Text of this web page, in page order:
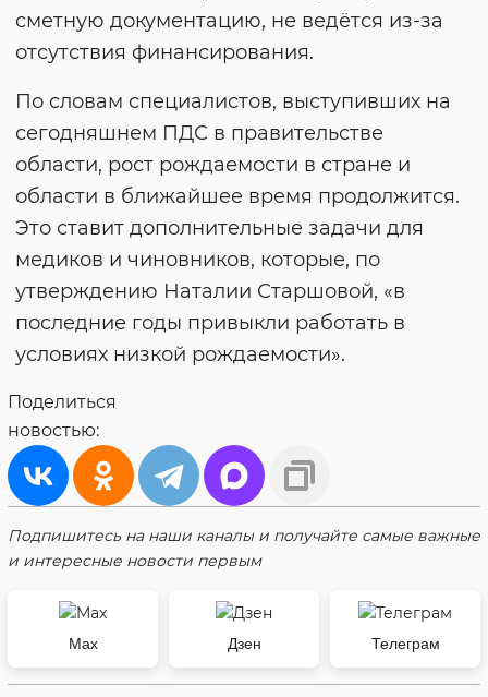
сметную документацию, не ведётся из-за
отсутствия финансирования.
По словам специалистов, выступивших на
сегодняшнем ПДС в правительстве
области, рост рождаемости в стране и
области в ближайшее время продолжится.
Это ставит дополнительные задачи для
медиков и чиновников, которые, по
утверждению Наталии Старшовой, «в
последние годы привыкли работать в
условиях низкой рождаемости».
Поделиться
новостью:
Подпишитесь на наши каналы и получайте самые важные
и интересные новости первым
Max Дзен Телеграм